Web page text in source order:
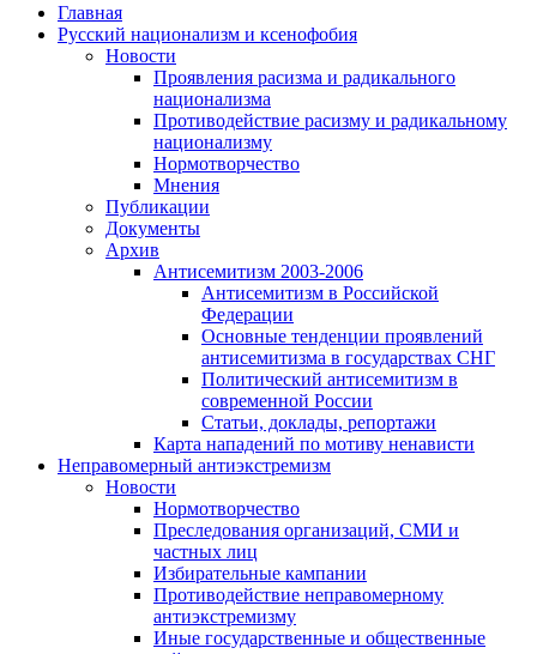
Главная
Русский национализм и ксенофобия
Новости
Проявления расизма и радикального
национализма
Противодействие расизму и радикальному
национализму
Нормотворчество
Мнения
Публикации
Документы
Архив
Антисемитизм 2003-2006
Антисемитизм в Российской
Федерации
Основные тенденции проявлений
антисемитизма в государствах СНГ
Политический антисемитизм в
современной России
Статьи, доклады, репортажи
Карта нападений по мотиву ненависти
Неправомерный антиэкстремизм
Новости
Нормотворчество
Преследования организаций, СМИ и
частных лиц
Избирательные кампании
Противодействие неправомерному
антиэкстремизму
Иные государственные и общественные